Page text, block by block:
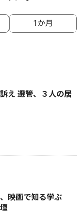
1か月
え 選管、３人の居
映画で知る学ぶ